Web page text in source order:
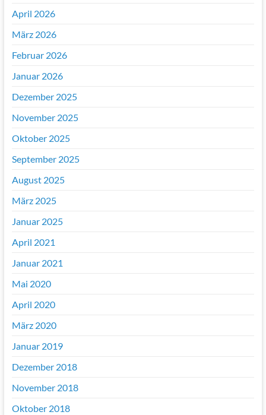
April 2026
März 2026
Februar 2026
Januar 2026
Dezember 2025
November 2025
Oktober 2025
September 2025
August 2025
März 2025
Januar 2025
April 2021
Januar 2021
Mai 2020
April 2020
März 2020
Januar 2019
Dezember 2018
November 2018
Oktober 2018